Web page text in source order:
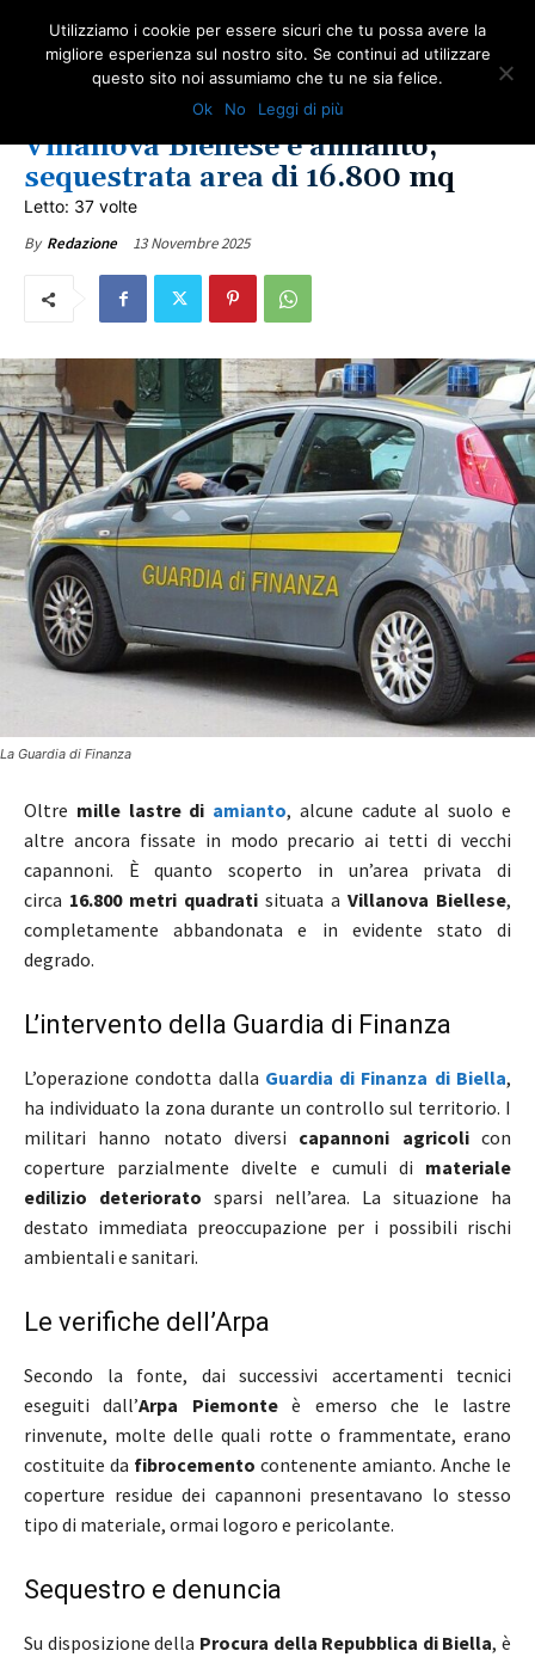
PIEMONTE RICERCA SALUTE
Villanova Biellese e amianto,
sequestrata area di 16.800 mq
Letto: 37 volte
By Redazione 13 Novembre 2025
La Guardia di Finanza
Oltre mille lastre di amianto, alcune cadute al suolo e
altre ancora fissate in modo precario ai tetti di vecchi
capannoni. È quanto scoperto in un’area privata di
circa 16.800 metri quadrati situata a Villanova Biellese,
completamente abbandonata e in evidente stato di
degrado.
L’intervento della Guardia di Finanza
L’operazione condotta dalla Guardia di Finanza di Biella,
ha individuato la zona durante un controllo sul territorio. I
militari hanno notato diversi capannoni agricolicon
coperture parzialmente divelte e cumuli di materiale
edilizio deteriorato sparsi nell’area. La situazione ha
destato immediata preoccupazione per i possibili rischi
ambientali e sanitari.
Le verifiche dell’Arpa
Secondo la fonte, dai successivi accertamenti tecnici
eseguiti dall’Arpa Piemonteè emerso che le lastre
rinvenute, molte delle quali rotte o frammentate, erano
costituite da fibrocemento contenente amianto. Anche le
coperture residue dei capannoni presentavano lo stesso
tipo di materiale, ormai logoro e pericolante.
Sequestro e denuncia
Su disposizione della Procura della Repubblica di Biella, è
Utilizziamo i cookie per essere sicuri che tu possa avere la
migliore esperienza sul nostro sito. Se continui ad utilizzare
questo sito noi assumiamo che tu ne sia felice.
Ok
No Leggi di più